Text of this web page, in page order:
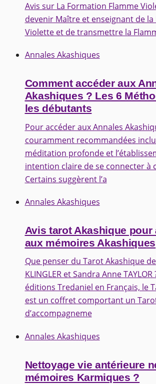
Avis sur La Formation Flamme
devenir Maître et enseignant de la
Violette et de transmettre la
Annales Akashiques
Comment accéder aux
Akashiques ? Les 6
les débutants
Pour accéder aux Annales
couramment recommandées
méditation profonde et
intention claire de se connecter à
Certains suggèrent l’a
Annales Akashiques
Avis tarot Akashique pour
aux mémoires Akashiques
Que penser du Tarot Akashique
KLINGLER et Sandra Anne
éditions Tredaniel en Français, le
est un coffret comportant un
d’accompagneme
Annales Akashiques
Nettoyage vie antérieure
mémoires Karmiques ?